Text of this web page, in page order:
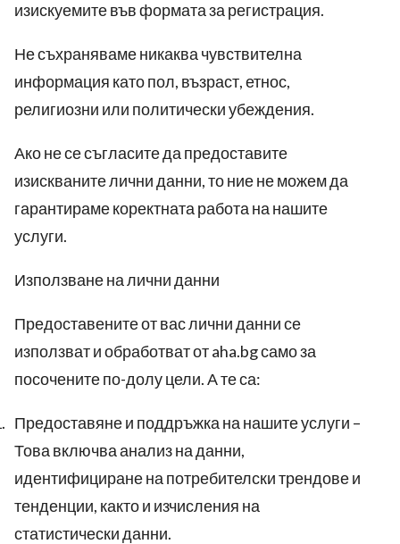
изискуемите във формата за регистрация.
Не съхраняваме никаква чувствителна
информация като пол, възраст, етнос,
религиозни или политически убеждения.
Ако не се съгласите да предоставите
изискваните лични данни, то ние не можем да
гарантираме коректната работа на нашите
услуги.
Използване на лични данни
Предоставените от вас лични данни се
използват и обработват отaha.bgсамо за
посочените по-долу цели. А те са:
Предоставяне и поддръжка на нашите услуги –
Това включва анализ на данни,
идентифициране на потребителски трендове и
тенденции, както и изчисления на
статистически данни.